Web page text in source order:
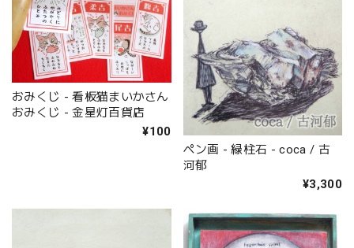
おみくじ - 看板猫まいかさん
おみくじ - 金星灯百貨店
¥100
ペン画 - 緑柱石 - coca / 古
河郁
¥3,300